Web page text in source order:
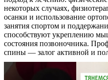
некоторых случаях,
осанки и использование
занятия спортом и
способствуют укреплению
состояния позвоночника.
спины — залог активной и